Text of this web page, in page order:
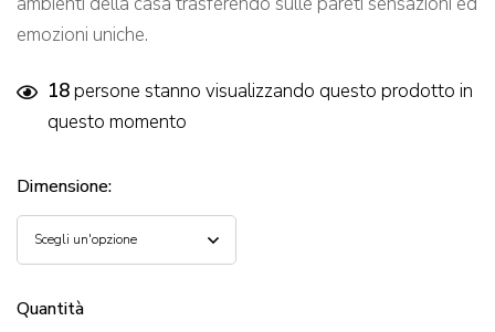
emozioni uniche.
18persone stanno visualizzando questo prodotto in
questo momento
Dimensione:
Quantità